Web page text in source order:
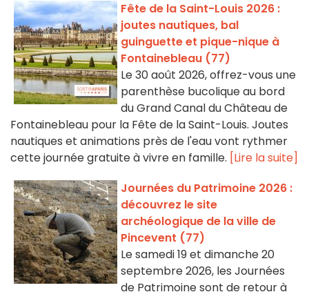
Fête de la Saint-Louis 2026 :
joutes nautiques, bal
guinguette et pique-nique à
Fontainebleau (77)
Le 30 août 2026, offrez-vous une
parenthèse bucolique au bord
du Grand Canal du Château de
Fontainebleau pour la Fête de la Saint-Louis. Joutes
nautiques et animations près de l'eau vont rythmer
cette journée gratuite à vivre en famille. [Lire la suite]
Journées du Patrimoine 2026 :
découvrez le site
archéologique de la ville de
Pincevent (77)
Le samedi 19 et dimanche 20
septembre 2026, les Journées
de Patrimoine sont de retour à